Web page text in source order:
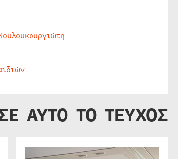
ΑΥΤΟ ΤΟ ΤΕΥΧΟΣ